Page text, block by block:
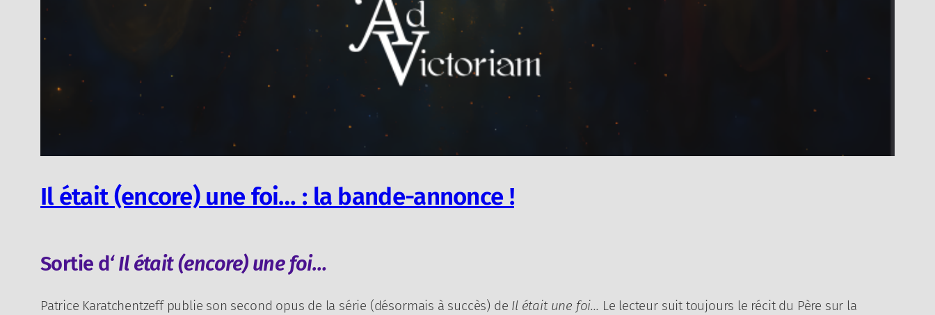
Il était (encore) une foi… : la bande-annonce !
Sortie d‘ Il était (encore) une foi…
Patrice Karatchentzeff publie son second opus de la série (désormais à succès) de Il était une foi… Le lecteur suit toujours le récit du Père sur la